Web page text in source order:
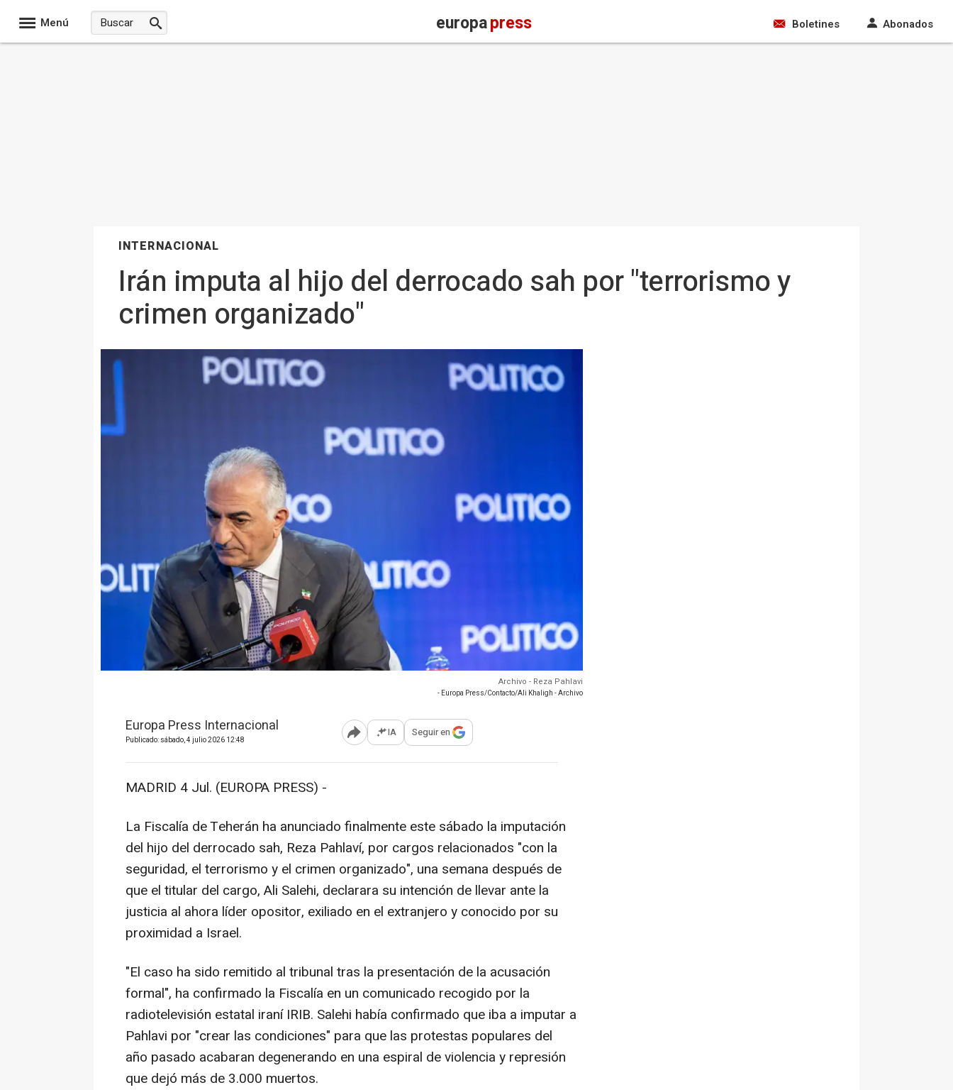
Menú europapress Boletines Abonados
INTERNACIONAL
Irán imputa al hijo del derrocado sah por "terrorismo y
crimen organizado"
Archivo - Reza Pahlavi
- Europa Press/Contacto/Ali Khaligh - Archivo
Europa Press Internacional
Publicado: sábado, 4 julio 2026 12:48 Abrir opciones para compartir
IA Seguir en
MADRID 4 Jul. (EUROPA PRESS) -
La Fiscalía de Teherán ha anunciado finalmente este sábado la imputación
del hijo del derrocado sah, Reza Pahlaví, por cargos relacionados "con la
seguridad, el terrorismo y el crimen organizado", una semana después de
que el titular del cargo, Ali Salehi, declarara su intención de llevar ante la
justicia al ahora líder opositor, exiliado en el extranjero y conocido por su
proximidad a Israel.
"El caso ha sido remitido al tribunal tras la presentación de la acusación
formal", ha confirmado la Fiscalía en un comunicado recogido por la
radiotelevisión estatal iraní IRIB. Salehi había confirmado que iba a imputar a
Pahlavi por "crear las condiciones" para que las protestas populares del
año pasado acabaran degenerando en una espiral de violencia y represión
que dejó más de 3.000 muertos.